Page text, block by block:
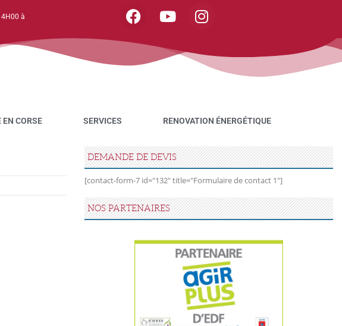
à
EN CORSE SERVICES RENOVATION ÉNERGÉTIQUE
DEMANDE DE DEVIS
[contact-form-7 id="132" title="Formulaire de contact 1"]
NOS PARTENAIRES